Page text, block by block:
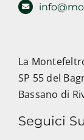
La
SP 55 del
Bassano di
Seguici